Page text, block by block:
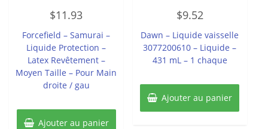
0
sur
$11.93
Forcefield – Samurai –
Liquide Protection –
Latex Revêtement –
Moyen Taille – Pour Main
droite / gau
Ajouter au panier
sur
$9.52
Dawn – Liquide vaisselle
3077200610 – Liquide –
431 mL – 1 chaque
Ajouter au panier